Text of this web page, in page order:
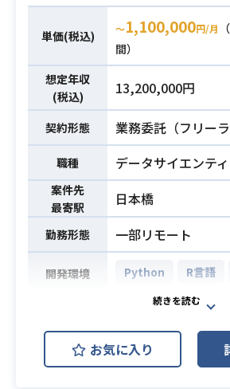
業務内容
析
・生成AIや大規模
したリーガルテッ
規機能の開発及び
・生成AIや大規模言
数理最適化手法を
ックプロダクトの新
企画提案
・既存プロダクト
び改善
必須スキル
・データサイエン
honを用いたAIモ
以上）
・データサイエン
honを用いたデー
・Gitと用いたチー
・Webアプリを
単価(税込) 〜1,100,000円/月
間）
想定年収
(税込)
13,200,000円
契約形態 業務委託（フリーラ
職種 データサイエンテ
案件先
最寄駅
日本橋
勤務形態 一部リモート
開発環境 Python R言語
荷主と運送会社を
プラットフォーム
のオペレーション
事業を運営してお
お気に入り